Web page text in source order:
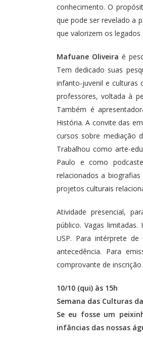
conhecimento. O
que pode ser revelado a
que valorizem os
Mafuane Oliveira é
Tem dedicado suas
infanto-juvenil e culturas
professores, voltada à
Também é
História. A convite das
cursos sobre mediação
Trabalhou como arte-
Paulo e como
relacionados a
projetos culturais
Atividade presencial,
público. Vagas
USP. Para intérprete
antecedência. Para
comprovante de
10/10 (qui) às 15h
Semana das Culturas
Se eu fosse um
infâncias das nossas